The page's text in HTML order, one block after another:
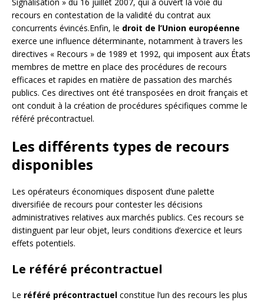
recours en contestation de la validité du contrat aux
concurrents évincés.Enfin, le droit de l’Union européenne
exerce une influence déterminante, notamment à travers les
directives « Recours » de 1989 et 1992, qui imposent aux États
membres de mettre en place des procédures de recours
efficaces et rapides en matière de passation des marchés
publics. Ces directives ont été transposées en droit français et
ont conduit à la création de procédures spécifiques comme le
référé précontractuel.
Les différents types de recours
disponibles
Les opérateurs économiques disposent d’une palette
diversifiée de recours pour contester les décisions
administratives relatives aux marchés publics. Ces recours se
distinguent par leur objet, leurs conditions d’exercice et leurs
effets potentiels.
Le référé précontractuel
Le référé précontractuel constitue l’un des recours les plus